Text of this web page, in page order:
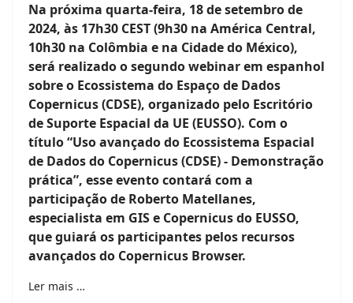
Na próxima quarta-feira, 18 de setembro de
2024, às 17h30 CEST (9h30 na América Central,
10h30 na Colômbia e na Cidade do México),
será realizado o segundo webinar em espanhol
sobre o Ecossistema do Espaço de Dados
Copernicus (CDSE), organizado pelo Escritório
de Suporte Espacial da UE (EUSSO). Com o
título “Uso avançado do Ecossistema Espacial
de Dados do Copernicus (CDSE) - Demonstração
prática”, esse evento contará com a
participação de Roberto Matellanes,
especialista em GIS e Copernicus do EUSSO,
que guiará os participantes pelos recursos
avançados do Copernicus Browser.
Ler mais …